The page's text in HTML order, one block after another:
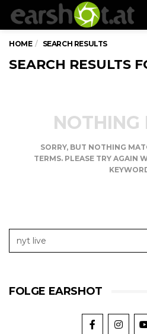
HOME SEARCH RESULTS
SEARCH RESULTS
NOTHING
SORRY, BUT NOTHING
TERMS. PLEASE TRY AGAIN
FOLGE EARSHOT